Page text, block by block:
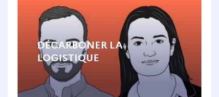
DÉCARBONER LA
LOGISTIQUE